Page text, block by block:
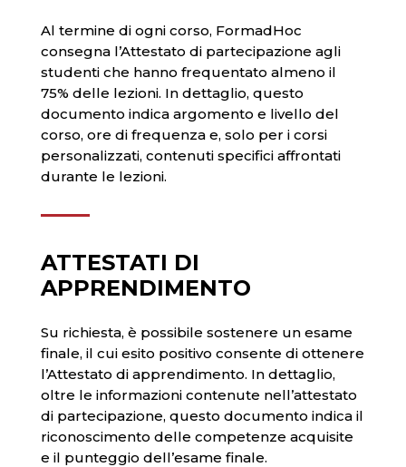
Al termine di ogni corso, FormadHoc
consegna l’Attestato di partecipazione agli
studenti che hanno frequentato almeno il
75% delle lezioni. In dettaglio, questo
documento indica argomento e livello del
corso, ore di frequenza e, solo per i corsi
personalizzati, contenuti specifici affrontati
durante le lezioni.
ATTESTATI DI
APPRENDIMENTO
Su richiesta, è possibile sostenere un esame
finale, il cui esito positivo consente di ottenere
l’Attestato di apprendimento. In dettaglio,
oltre le informazioni contenute nell’attestato
di partecipazione, questo documento indica il
riconoscimento delle competenze acquisite
e il punteggio dell’esame finale.